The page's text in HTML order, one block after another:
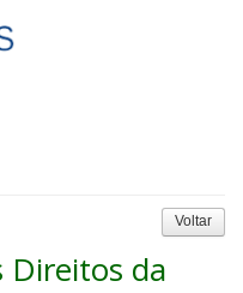
Voltar
Direitos da